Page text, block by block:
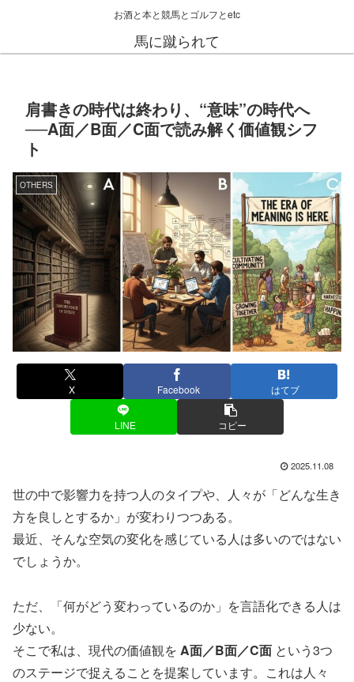
お酒と本と競馬とゴルフとetc
馬に蹴られて
肩書きの時代は終わり、“意味”の時代へ
──A面／B面／C面で読み解く価値観シフ
ト
OTHERS
X Facebook はてブ
LINE コピー
2025.11.08
世の中で影響力を持つ人のタイプや、人々が「どんな生き
方を良しとするか」が変わりつつある。
最近、そんな空気の変化を感じている人は多いのではない
でしょうか。
ただ、「何がどう変わっているのか」を言語化できる人は
少ない。
そこで私は、現代の価値観を A面／B面／C面 という3つ
のステージで捉えることを提案しています。これは人々